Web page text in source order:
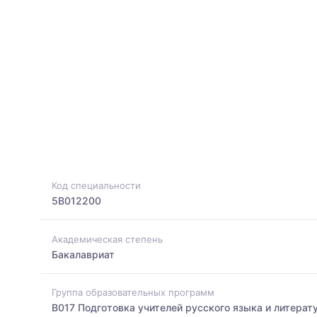
Код специальности
5B012200
Академическая степень
Бакалавриат
Группа образовательных программ
B017 Подготовка учителей русского языка и